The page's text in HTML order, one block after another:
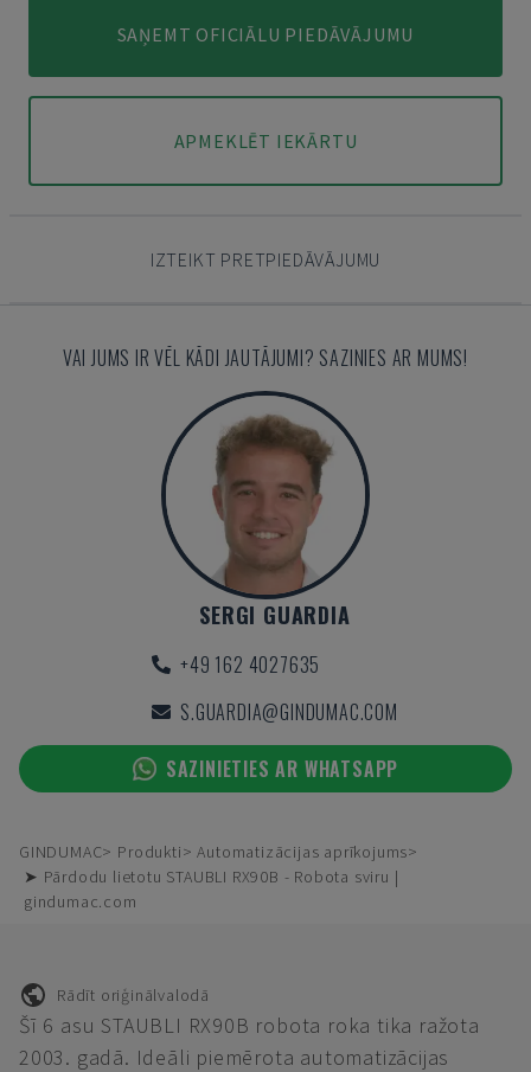
SAŅEMT OFICIĀLU PIEDĀVĀJUMU
APMEKLĒT IEKĀRTU
IZTEIKT PRETPIEDĀVĀJUMU
VAI JUMS IR VĒL KĀDI JAUTĀJUMI? SAZINIES AR MUMS!
SERGI GUARDIA
+49 162 4027635
S.GUARDIA@GINDUMAC.COM
SAZINIETIES AR WHATSAPP
GINDUMAC Produkti
Automatizācijas aprīkojums
➤ Pārdodu lietotu STAUBLI RX90B - Robota sviru |
gindumac.com
Rādīt oriģinālvalodā
Šī 6 asu STAUBLI RX90B robota roka tika ražota
2003. gadā. Ideāli piemērota automatizācijas